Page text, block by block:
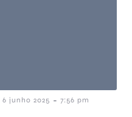
6 junho 2025 - 7:56 pm